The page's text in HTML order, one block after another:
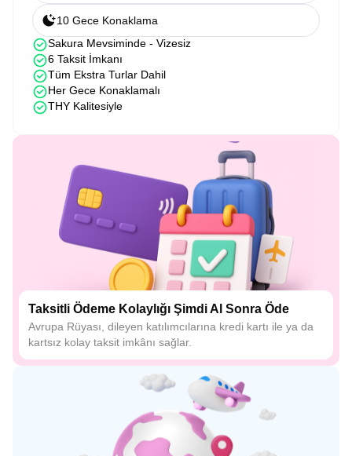
10 Gece Konaklama
Sakura Mevsiminde - Vizesiz
6 Taksit İmkanı
Tüm Ekstra Turlar Dahil
Her Gece Konaklamalı
THY Kalitesiyle
Taksitli Ödeme Kolaylığı Şimdi Al Sonra Öde
Avrupa Rüyası, dileyen katılımcılarına kredi kartı ile ya da
kartsız kolay taksit imkânı sağlar.